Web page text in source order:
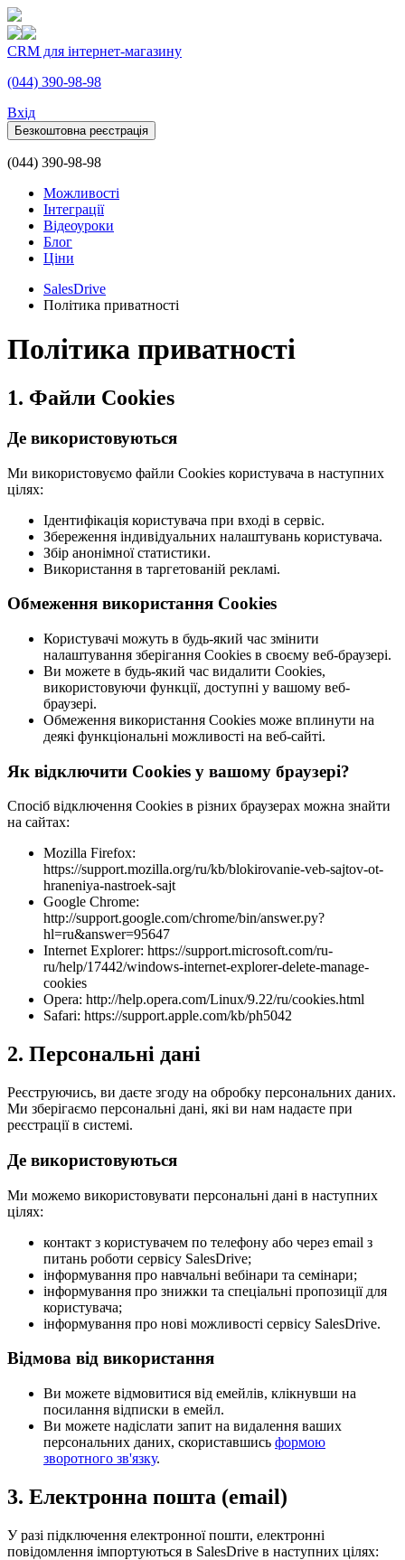
CRM для інтернет-магазину
(044) 390-98-98
Вхiд
Безкоштовна реєстрація
(044) 390-98-98
Можливості
Інтеграції
Відеоуроки
Блог
Ціни
SalesDrive
Політика приватності
Політика приватності
1. Файли Cookies
Де використовуються
Ми використовуємо файли Cookies користувача в наступних
цілях:
Ідентифікація користувача при вході в сервіс.
Збереження індивідуальних налаштувань користувача.
Збір анонімної статистики.
Використання в таргетованій рекламі.
Обмеження використання Cookies
Користувачі можуть в будь-який час змінити
налаштування зберігання Cookies в своєму веб-браузері.
Ви можете в будь-який час видалити Cookies,
використовуючи функції, доступні у вашому веб-
браузері.
Обмеження використання Cookies може вплинути на
деякі функціональні можливості на веб-сайті.
Як відключити Cookies у вашому браузері?
Спосіб відключення Cookies в різних браузерах можна знайти
на сайтах:
Mozilla Firefox:
https://support.mozilla.org/ru/kb/blokirovanie-veb-sajtov-ot-
hraneniya-nastroek-sajt
Google Chrome:
http://support.google.com/chrome/bin/answer.py?
hl=ru&answer=95647
Internet Explorer: https://support.microsoft.com/ru-
ru/help/17442/windows-internet-explorer-delete-manage-
cookies
Opera: http://help.opera.com/Linux/9.22/ru/cookies.html
Safari: https://support.apple.com/kb/ph5042
2. Персональні дані
Реєструючись, ви даєте згоду на обробку персональних даних.
Ми зберігаємо персональні дані, які ви нам надаєте при
реєстрації в системі.
Де використовуються
Ми можемо використовувати персональні дані в наступних
цілях:
контакт з користувачем по телефону або через email з
питань роботи сервісу SalesDrive;
інформування про навчальні вебінари та семінари;
інформування про знижки та спеціальні пропозиції для
користувача;
інформування про нові можливості сервісу SalesDrive.
Відмова від використання
Ви можете відмовитися від емейлів, клікнувши на
посилання відписки в емейл.
Ви можете надіслати запит на видалення ваших
персональних даних, скориставшись формою
зворотного зв'язку.
3. Електронна пошта (email)
У разі підключення електронної пошти, електронні
повідомлення імпортуються в SalesDrive в наступних цілях: